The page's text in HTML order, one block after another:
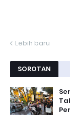
Lebih baru
SOROTAN